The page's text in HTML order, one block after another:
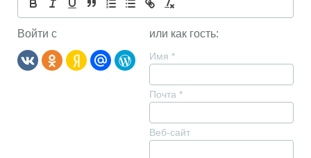
Войти с или как гость:
Имя *
Почта *
Веб-сайт